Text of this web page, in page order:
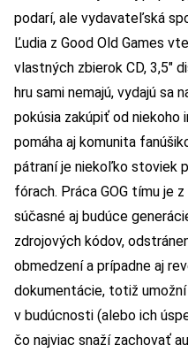
podarí, ale vydavateľská
Ľudia z Good Old Games
vlastných zbierok CD, 3,5″
hru sami nemajú, vydajú sa
pokúsia zakúpiť od
pomáha aj komunita
pátraní je niekoľko stoviek
fórach. Práca GOG tímu je
súčasné aj budúce
zdrojových kódov,
obmedzení a prípadne aj
dokumentácie, totiž
v budúcnosti (alebo ich
čo najviac snaží zachovať